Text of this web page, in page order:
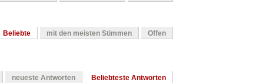
Beliebte mit den meisten Stimmen Offen
neueste Antworten Beliebteste Antworten